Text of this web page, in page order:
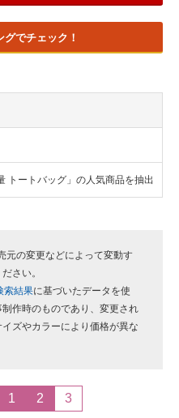
でチェック！
トートバッグ」の人気商品を抽出
元の変更などによって変動す
さい。
索結果に基づいたデータを使
作時のものであり、変更され
ズやカラーにより価格が異な
1 2 3